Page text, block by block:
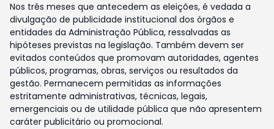
Nos três meses que antecedem as eleições, é vedada a
divulgação de publicidade institucional dos órgãos e
entidades da Administração Pública, ressalvadas as
hipóteses previstas na legislação. Também devem ser
evitados conteúdos que promovam autoridades, agentes
públicos, programas, obras, serviços ou resultados da
gestão. Permanecem permitidas as informações
estritamente administrativas, técnicas, legais,
emergenciais ou de utilidade pública que não apresentem
caráter publicitário ou promocional.